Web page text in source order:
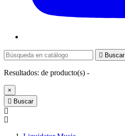
 Buscar
Resultados: de producto(s) -
×
 Buscar